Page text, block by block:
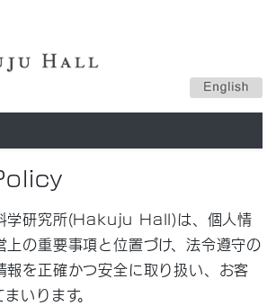
学研究所(Hakuju Hall)は、個人情
の重要事項と位置づけ、法令遵守の
報を正確かつ安全に取り扱い、お客
いります。